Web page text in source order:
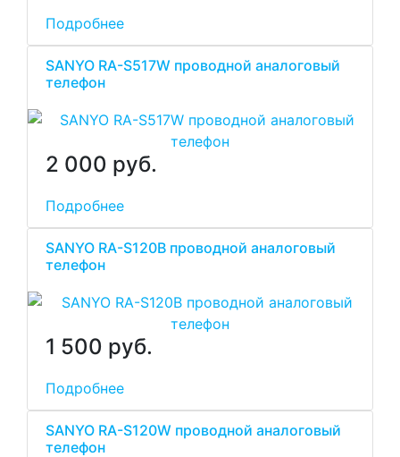
Подробнее
SANYO RA-S517W проводной аналоговый
телефон
2 000 руб.
Подробнее
SANYO RA-S120B проводной аналоговый
телефон
1 500 руб.
Подробнее
SANYO RA-S120W проводной аналоговый
телефон